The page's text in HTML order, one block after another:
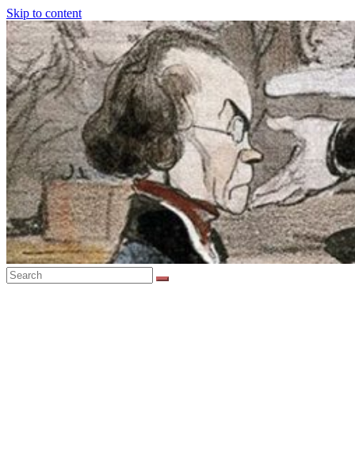
Skip to content